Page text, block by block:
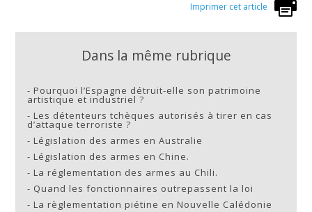
Imprimer cet article
Dans la même rubrique
-Pourquoi l’Espagne détruit-elle son patrimoine
artistique et industriel ?
-Les détenteurs tchèques autorisés à tirer en cas
d’attaque terroriste ?
-Législation des armes en Australie
-Législation des armes en Chine.
-La réglementation des armes au Chili.
- Quand les fonctionnaires outrepassent la loi
-La règlementation piétine en Nouvelle Calédonie